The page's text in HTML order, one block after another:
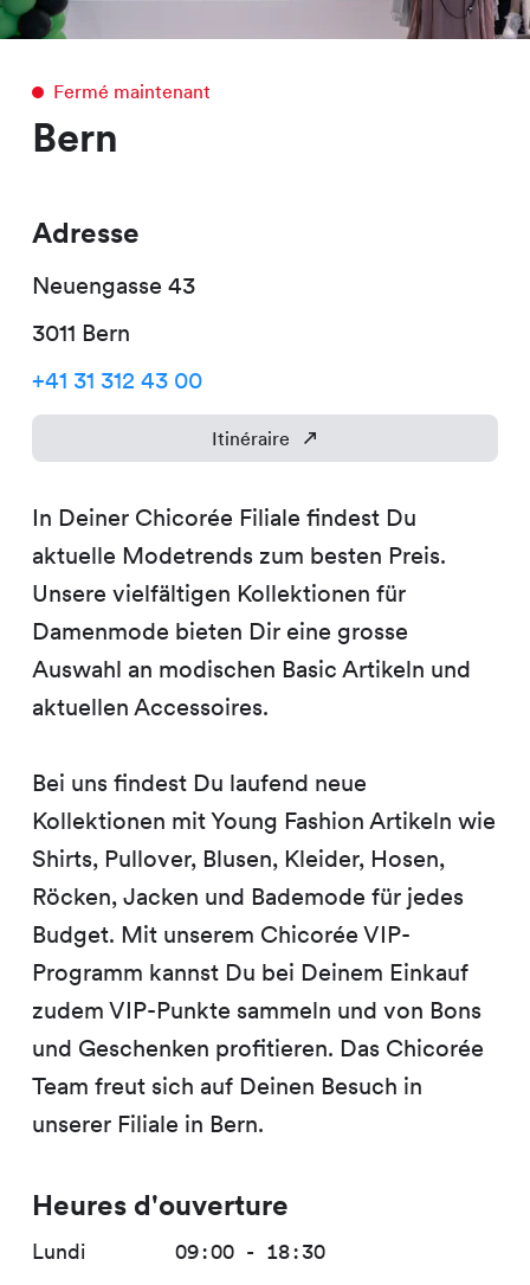
Fermé maintenant
Bern
Adresse
Neuengasse 43
3011 Bern
+41 31 312 43 00
Itinéraire
In Deiner Chicorée Filiale findest Du
aktuelle Modetrends zum besten Preis.
Unsere vielfältigen Kollektionen für
Damenmode bieten Dir eine grosse
Auswahl an modischen Basic Artikeln und
aktuellen Accessoires.
Bei uns findest Du laufend neue
Kollektionen mit Young Fashion Artikeln wie
Shirts, Pullover, Blusen, Kleider, Hosen,
Röcken, Jacken und Bademode für jedes
Budget. Mit unserem Chicorée VIP-
Programm kannst Du bei Deinem Einkauf
zudem VIP-Punkte sammeln und von Bons
und Geschenken profitieren. Das Chicorée
Team freut sich auf Deinen Besuch in
unserer Filiale in Bern.
Heures d'ouverture
Lundi
09:00 - 18:30